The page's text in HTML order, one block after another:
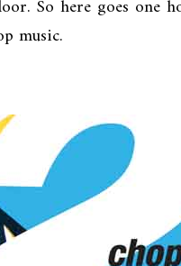
So here goes one
music.